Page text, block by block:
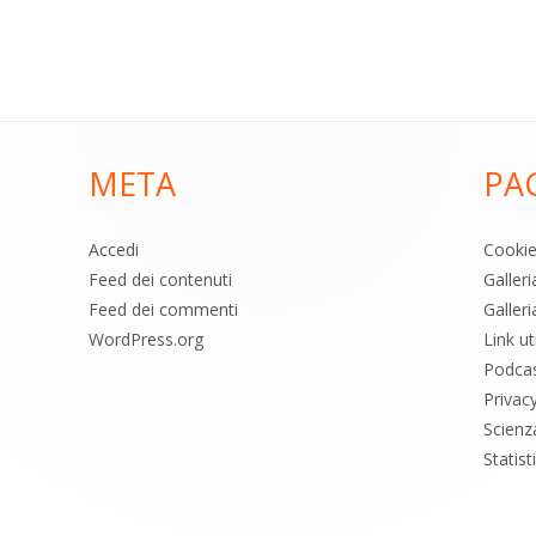
META
Accedi
Feed dei contenuti
Feed dei commenti
WordPress.org
Link